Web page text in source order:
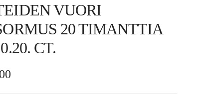
VUORI
20 TIMANTTIA
CT.